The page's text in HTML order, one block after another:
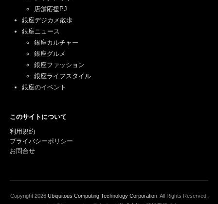
店舗応援PJ
銀座デジカメ散歩
銀座ニュース
銀座カルチャー
銀座グルメ
銀座ファッション
銀座ライフスタイル
銀座のイベント
このサイトについて
利用規約
プライバシーポリシー
お問合せ
Copyright 2026 Ubiquitous Computing Technology Corporation . All Rights Reserved.